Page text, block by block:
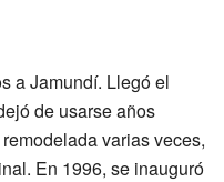
a Jamundí. Llegó el
de usarse años
varias veces,
En 1996, se inauguró